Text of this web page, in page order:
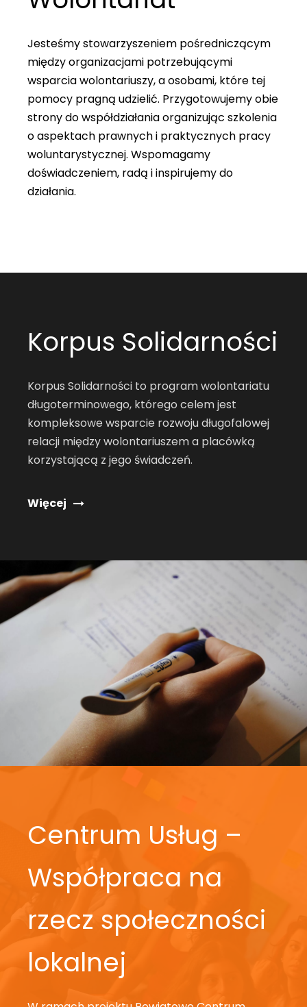
Jesteśmy stowarzyszeniem pośredniczącym
między organizacjami potrzebującymi
wsparcia wolontariuszy, a osobami, które tej
pomocy pragną udzielić. Przygotowujemy obie
strony do współdziałania organizując szkolenia
o aspektach prawnych i praktycznych pracy
woluntarystycznej. Wspomagamy
doświadczeniem, radą i inspirujemy do
działania.
Korpus Solidarności
Korpus Solidarności to program wolontariatu
długoterminowego, którego celem jest
kompleksowe wsparcie rozwoju długofalowej
relacji między wolontariuszem a placówką
korzystającą z jego świadczeń.
Więcej
Centrum Usług –
Współpraca na
rzecz społeczności
lokalnej